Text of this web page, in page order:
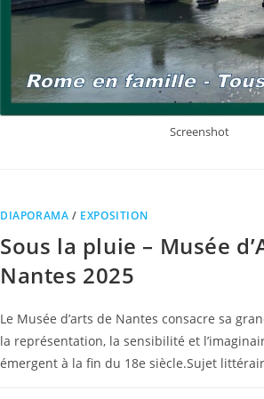
Screenshot
DIAPORAMA / EXPOSITION
Sous la pluie – Musée
Nantes 2025
Le Musée d’arts de Nantes consacre sa
la représentation, la sensibilité et
émergent à la fin du 18e siècle.Sujet